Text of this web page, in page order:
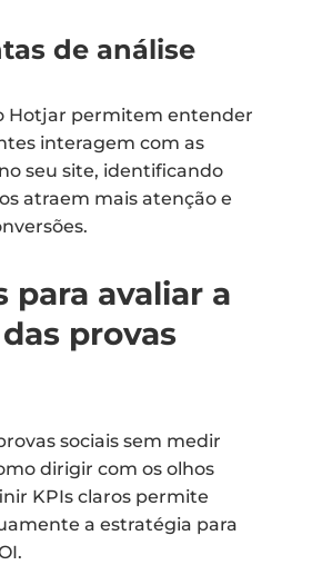
de análise
Hotjar permitem entender
interagem com as
seu site, identificando
atraem mais atenção e
para avaliar a
provas
sociais sem medir
dirigir com os olhos
KPIs claros permite
a estratégia para